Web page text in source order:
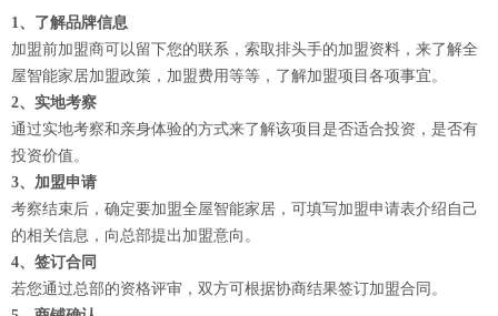
1、了解品牌信息
加盟前加盟商可以留下您的联系，索取排头手的加盟资料，来了解全
屋智能家居加盟政策，加盟费用等等，了解加盟项目各项事宜。
2、实地考察
通过实地考察和亲身体验的方式来了解该项目是否适合投资，是否有
投资价值。
3、加盟申请
考察结束后，确定要加盟全屋智能家居，可填写加盟申请表介绍自己
的相关信息，向总部提出加盟意向。
4、签订合同
若您通过总部的资格评审，双方可根据协商结果签订加盟合同。